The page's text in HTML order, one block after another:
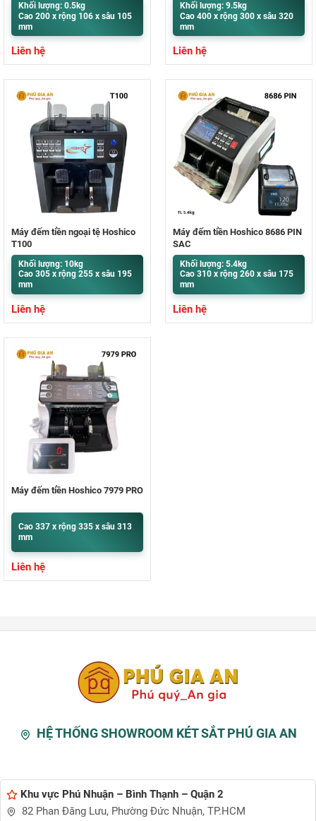
Khối lượng: 0.5kg
Cao 200 x rộng 106 x sâu 105
mm
Liên hệ
Khối lượng: 9.5kg
Cao 400 x rộng 300 x sâu 320
mm
Liên hệ
Máy đếm tiền ngoại tệ Hoshico
T100
Khối lượng: 10kg
Cao 305 x rộng 255 x sâu 195
mm
Liên hệ
Máy đếm tiền Hoshico 8686 PIN
SẠC
Khối lượng: 5.4kg
Cao 310 x rộng 260 x sâu 175
mm
Liên hệ
Máy đếm tiền Hoshico 7979 PRO
Cao 337 x rộng 335 x sâu 313
mm
Liên hệ
HỆ THỐNG SHOWROOM KÉT SẮT PHÚ GIA AN
Khu vực Phú Nhuận – Bình Thạnh – Quận 2
82 Phan Đăng Lưu, Phường Đức Nhuận, TP.HCM